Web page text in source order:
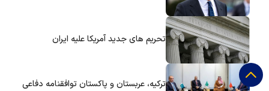
تحریم های جدید آمریکا علیه ایران
ترکیه، عربستان و پاکستان توافقنامه دفاعی